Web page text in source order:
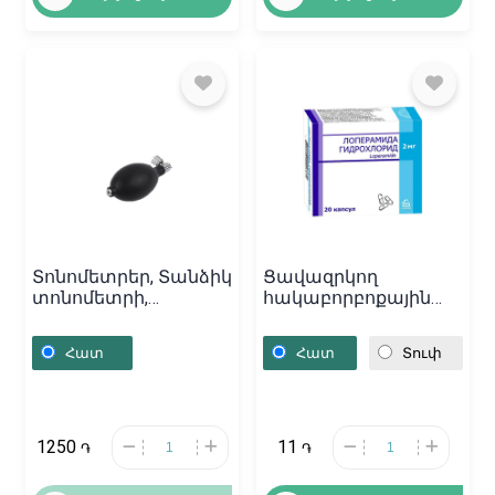
Տոնոմետրեր, Տանձիկ
տոնոմետրի,
Հատ
1250 ֏
Ցավազրկող
հակաբորբոքային
Դեղապատիճներ
«Лоперамида» 2մգ,
Հատ Տուփ
11 ֏